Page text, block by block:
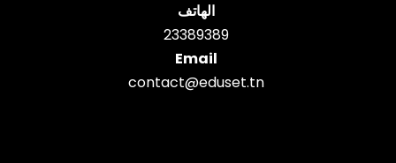
الهاتف
23389389
Email
contact@eduset.tn